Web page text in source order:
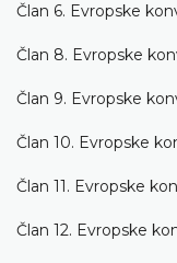
Član 6. Evropske
Član 8. Evropske
Član 9. Evropske
Član 10. Evropske
Član 11. Evropske
Član 12. Evropske